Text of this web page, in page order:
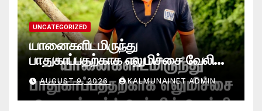
UNCATEGORIZED
யானைகளிடமிருந்து
பாதுகாப்பதற்காக எலுமிச்சை வேலி
அமைத்தல்’ ஆய்வில் வெற்றி
என்கிறார் வினோஜ்குமார்
AUGUST 9, 2026 KALMUNAINET ADMIN